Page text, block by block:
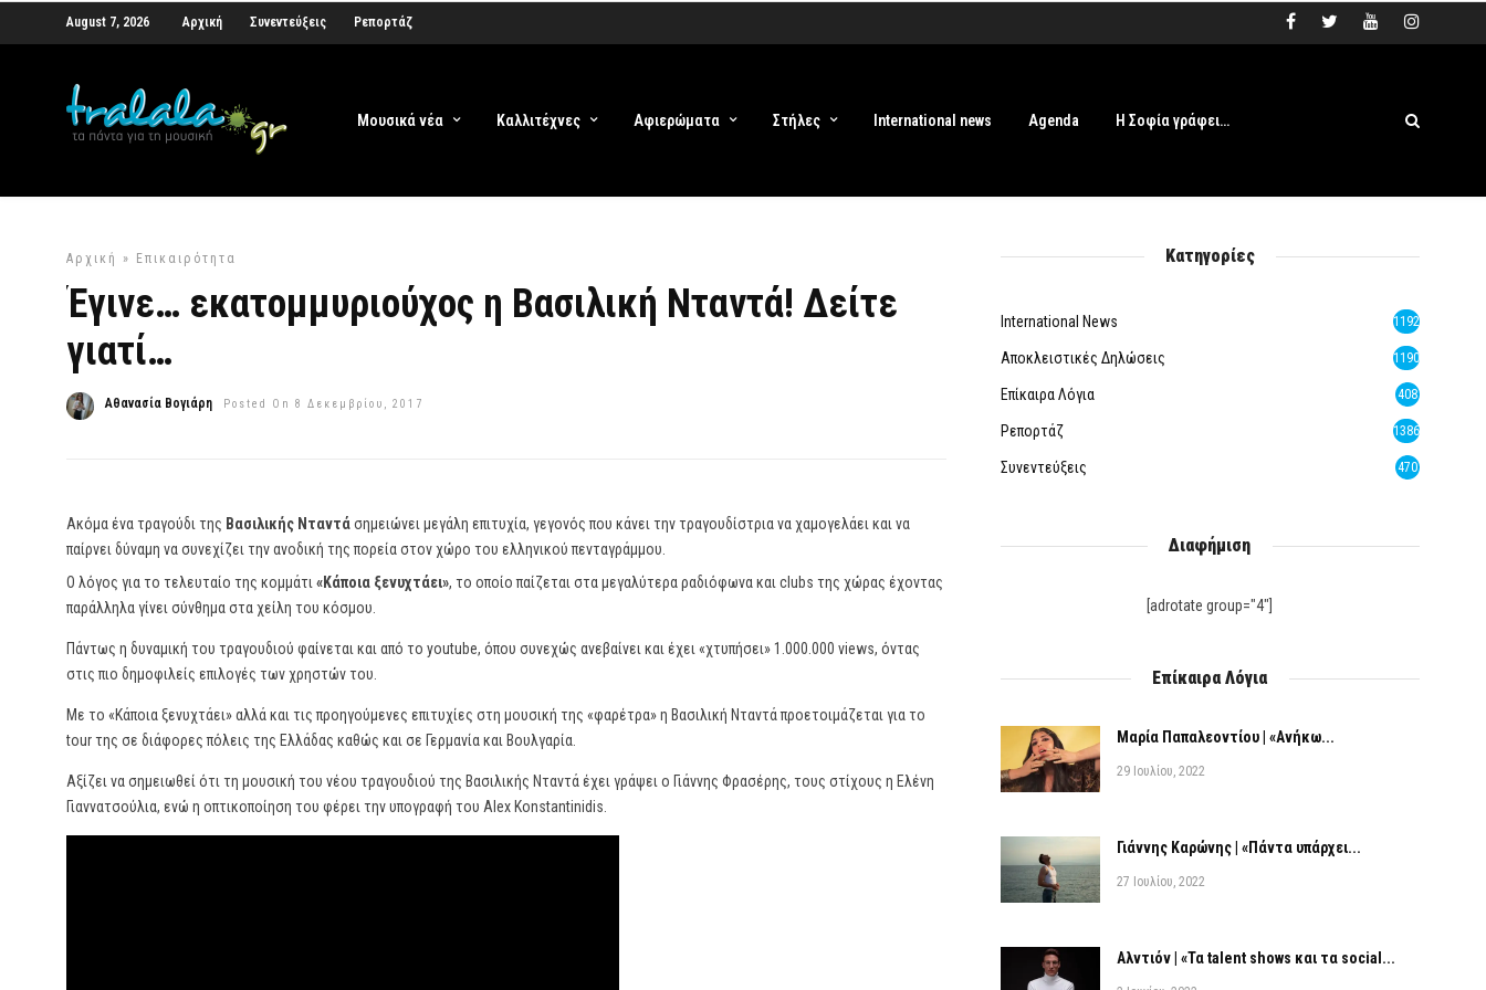
August 7, 2026 Αρχική Συνεντεύξεις Ρεπορτάζ
Μουσικά νέα Καλλιτέχνες Αφιερώματα Στήλες International news Agenda Η Σοφία γράφει…
Αρχική » Επικαιρότητα
Έγινε… εκατομμυριούχος η Βασιλική Νταντά! Δείτε
γιατί…
Αθανασία Βογιάρη Posted On 8 Δεκεμβρίου, 2017
Ακόμα ένα τραγούδι της Βασιλικής Νταντάσημειώνει μεγάλη επιτυχία, γεγονός που κάνει την τραγουδίστρια να χαμογελάει και να
παίρνει δύναμη να συνεχίζει την ανοδική της πορεία στον χώρο του ελληνικού πενταγράμμου.
Ο λόγος για το τελευταίο της κομμάτι «Κάποια ξενυχτάει», το οποίο παίζεται στα μεγαλύτερα ραδιόφωνα και clubs της χώρας έχοντας
παράλληλα γίνει σύνθημα στα χείλη του κόσμου.
Πάντως η δυναμική του τραγουδιού φαίνεται και από το youtube, όπου συνεχώς ανεβαίνει και έχει «χτυπήσει» 1.000.000 views, όντας
στις πιο δημοφιλείς επιλογές των χρηστών του.
Με το «Κάποια ξενυχτάει» αλλά και τις προηγούμενες επιτυχίες στη μουσική της «φαρέτρα» η Βασιλική Νταντά προετοιμάζεται για το
tour της σε διάφορες πόλεις της Ελλάδας καθώς και σε Γερμανία και Βουλγαρία.
Αξίζει να σημειωθεί ότι τη μουσική του νέου τραγουδιού της Βασιλικής Νταντά έχει γράψει ο Γιάννης Φρασέρης, τους στίχους η Ελένη
Γιαννατσούλια, ενώ η οπτικοποίηση του φέρει την υπογραφή του Alex Konstantinidis.
Κατηγορίες
International News 1192
Αποκλειστικές Δηλώσεις 1190
Επίκαιρα Λόγια 408
Ρεπορτάζ 1386
Συνεντεύξεις 470
Διαφήμιση
[adrotate group="4"]
Επίκαιρα Λόγια
Μαρία Παπαλεοντίου | «Ανήκω...
29 Ιουλίου, 2022
Γιάννης Καρώνης | «Πάντα υπάρχει...
27 Ιουλίου, 2022
Αλντιόν | «Τα talent shows και τα social...